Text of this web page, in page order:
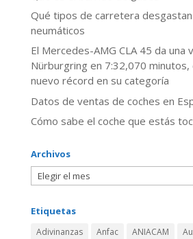
Qué tipos de carretera
neumáticos
El Mercedes-AMG CLA 45 da una
Nürburgring en 7:32,070
nuevo récord en su categoría
Datos de ventas de coches en
​Cómo sabe el coche que estás
Archivos
Etiquetas
Adivinanzas Anfac ANIACAM